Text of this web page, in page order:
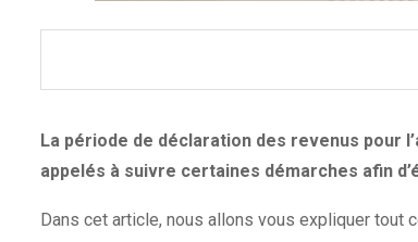
La période de déclaration des revenus pour
appelés à suivre certaines démarches afin
Dans cet article, nous allons vous expliquer tout